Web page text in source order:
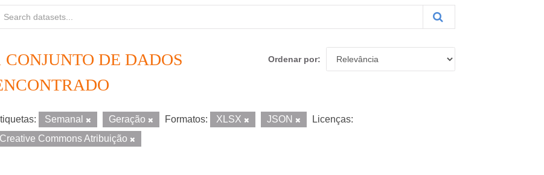
Ordenar por
CONJUNTO DE DADOS
Semanal Geração Formatos: XLSX JSON
Licenças:
Creative Commons Atribuição